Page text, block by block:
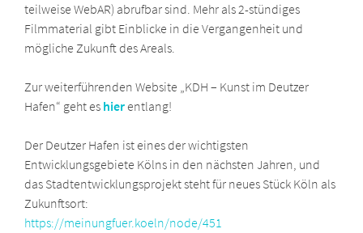
teilweise WebAR) abrufbar sind. Mehr als 2-stündiges
Filmmaterial gibt Einblicke in die Vergangenheit und
mögliche Zukunft des Areals.
Zur weiterführenden Website „KDH – Kunst im Deutzer
Hafen“ geht es hierentlang!
Der Deutzer Hafen ist eines der wichtigsten
Entwicklungsgebiete Kölns in den nächsten Jahren, und
das Stadtentwicklungsprojekt steht für neues Stück Köln als
Zukunftsort:
https://meinungfuer.koeln/node/451